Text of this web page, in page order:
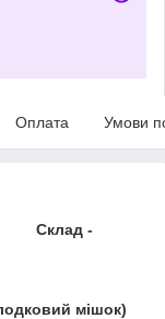
Оплата Умови
Склад -
мішок)